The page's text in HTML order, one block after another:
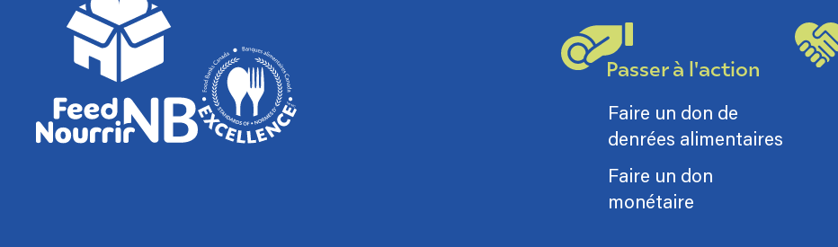
Passer à l'action
Faire un don de
denrées alimentaires
Faire un don
monétaire